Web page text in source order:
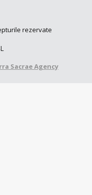
rezervate
Sacrae Agency